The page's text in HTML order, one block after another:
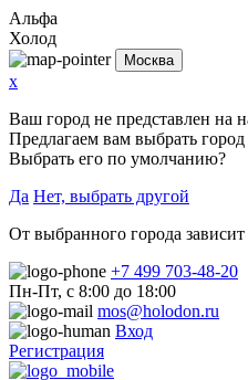
Альфа
Холод
Москва
x
Ваш город не представлен на
Предлагаем вам выбрать город
Выбрать его по умолчанию?
Да Нет, выбрать другой
От выбранного города
+7 499 703-48-20
Пн-Пт, с 8:00 до 18:00
mos@holodon.ru
Вход
Регистрация